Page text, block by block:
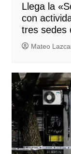
Llega la
con
tres sedes
Mateo